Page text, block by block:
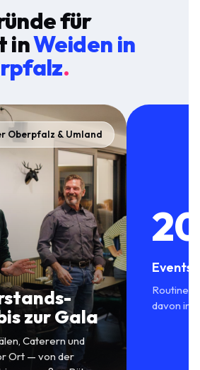
für
inWeiden in
.
Oberpfalz & Umland
zur Gala
Caterern und
Ort — von der
Events
Routine
davon in